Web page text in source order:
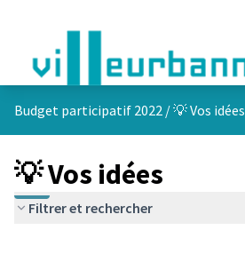
Budget participatif 2022 /💡 Vos idées
💡 Vos idées
Filtrer et rechercher